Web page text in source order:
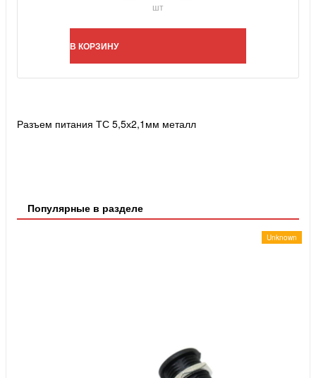
шт
В КОРЗИНУ
Разъем питания ТС 5,5х2,1мм металл
Популярные в разделе
Unknown